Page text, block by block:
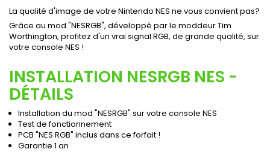
La qualité d'image de votre Nintendo NES ne vous convient pas?
Grâce au mod "NESRGB", développé par le moddeur Tim
Worthington, profitez d'un vrai signal RGB, de grande qualité, sur
votre console NES !
INSTALLATION NESRGB NES -
DÉTAILS
Installation du mod "NESRGB" sur votre console NES
Test de fonctionnement
PCB "NES RGB" inclus dans ce forfait !
Garantie 1 an